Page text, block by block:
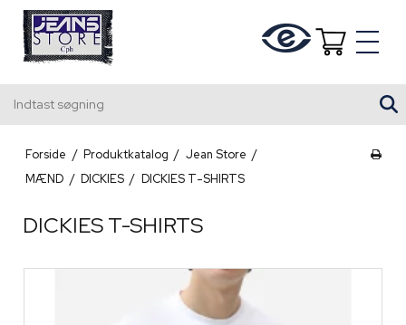
Forside / Produktkatalog / Jean Store /
MÆND / DICKIES / DICKIES T-SHIRTS
DICKIES T-SHIRTS